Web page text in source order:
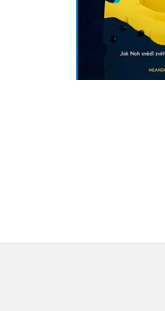
Do
182 Kč